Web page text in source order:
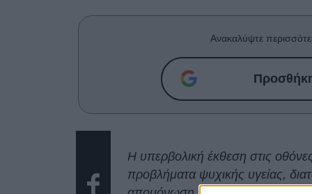
Ανακαλύψτε
Η υπερβολική έκθεση στις
προβλήματα ψυχικής υγείας,